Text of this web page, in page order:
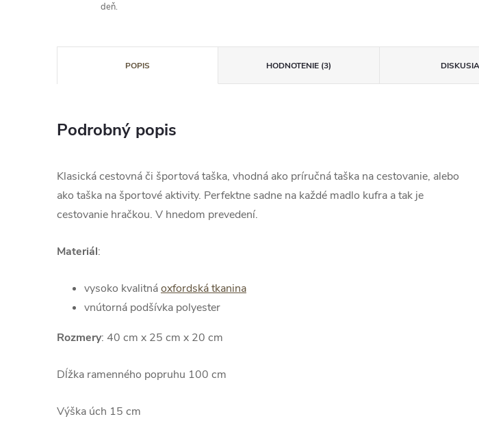
deň.
POPIS HODNOTENIE (3) DISKUSIA
Podrobný popis
Klasická cestovná či športová taška, vhodná ako príručná taška na cestovanie, alebo
ako taška na športové aktivity. Perfektne sadne na každé madlo kufra a tak je
cestovanie hračkou. V hnedom prevedení.
Materiál:
vysoko kvalitnáoxfordská tkanina
vnútorná podšívka polyester
Rozmery: 40 cm x 25 cm x 20 cm
Dĺžka ramenného popruhu 100 cm
Výška úch 15 cm